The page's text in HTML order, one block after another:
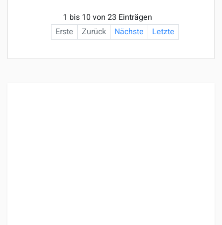
1 bis 10 von 23 Einträgen
Erste
Zurück Nächste Letzte